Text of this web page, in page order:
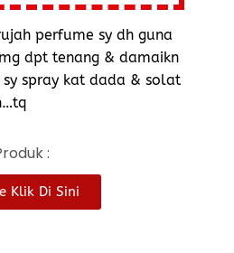
perfume sy dh guna
dpt tenang & damaikn
spray kat dada & solat
:
Klik Di Sini